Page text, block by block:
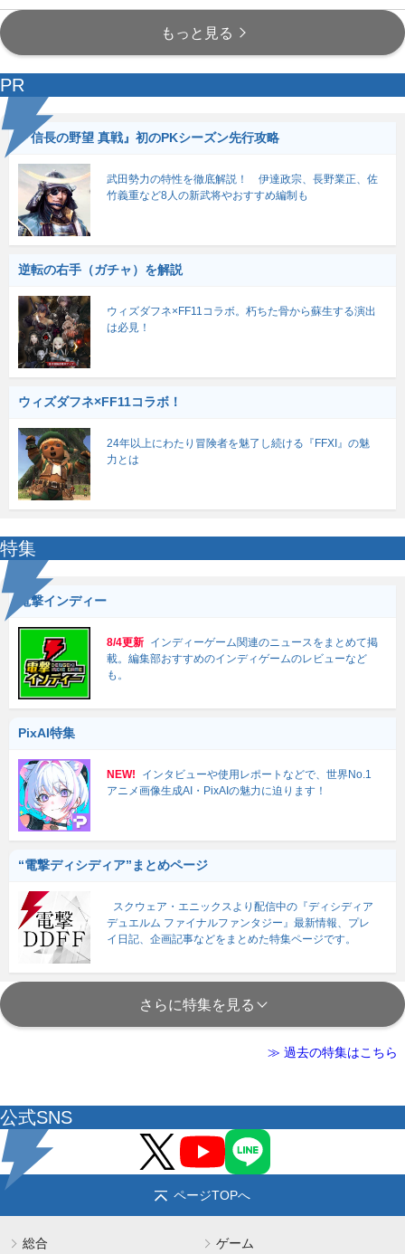
もっと見る
PR
『信長の野望 真戦』初のPKシーズン先行攻略
武田勢力の特性を徹底解説！ 伊達政宗、長野業正、佐
竹義重など8人の新武将やおすすめ編制も
逆転の右手（ガチャ）を解説
ウィズダフネ×FF11コラボ。朽ちた骨から蘇生する演出
は必見！
ウィズダフネ×FF11コラボ！
24年以上にわたり冒険者を魅了し続ける『FFXI』の魅
力とは
特集
電撃インディー
8/4更新 インディーゲーム関連のニュースをまとめて掲
載。編集部おすすめのインディゲームのレビューなど
も。
PixAI特集
NEW!
インタビューや使用レポートなどで、世界No.1
アニメ画像生成AI・PixAIの魅力に迫ります！
“電撃ディシディア”まとめページ
スクウェア・エニックスより配信中の『ディシディア
デュエルム ファイナルファンタジー』最新情報、プレ
イ日記、企画記事などをまとめた特集ページです。
さらに特集を見る
≫ 過去の特集はこちら
公式SNS
ページTOPへ
総合 ゲーム